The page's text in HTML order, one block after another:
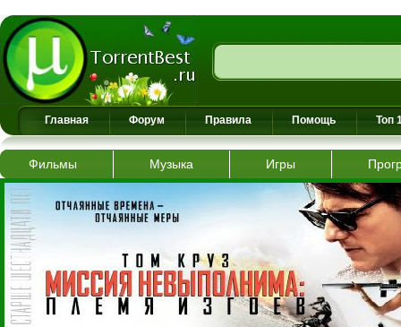
Главная Форум Правила Помощь Топ
Фильмы Музыка Игры